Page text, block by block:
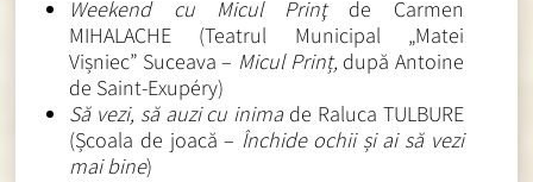
Weekend cu Micul Prinţ de Carmen
MIHALACHE (Teatrul Municipal „Matei
Vișniec” Suceava – Micul Prinț, după Antoine
de Saint-Exupéry)
Să vezi, să auzi cu inima de Raluca TULBURE
(Școala de joacă – Închide ochii și ai să vezi
mai bine)